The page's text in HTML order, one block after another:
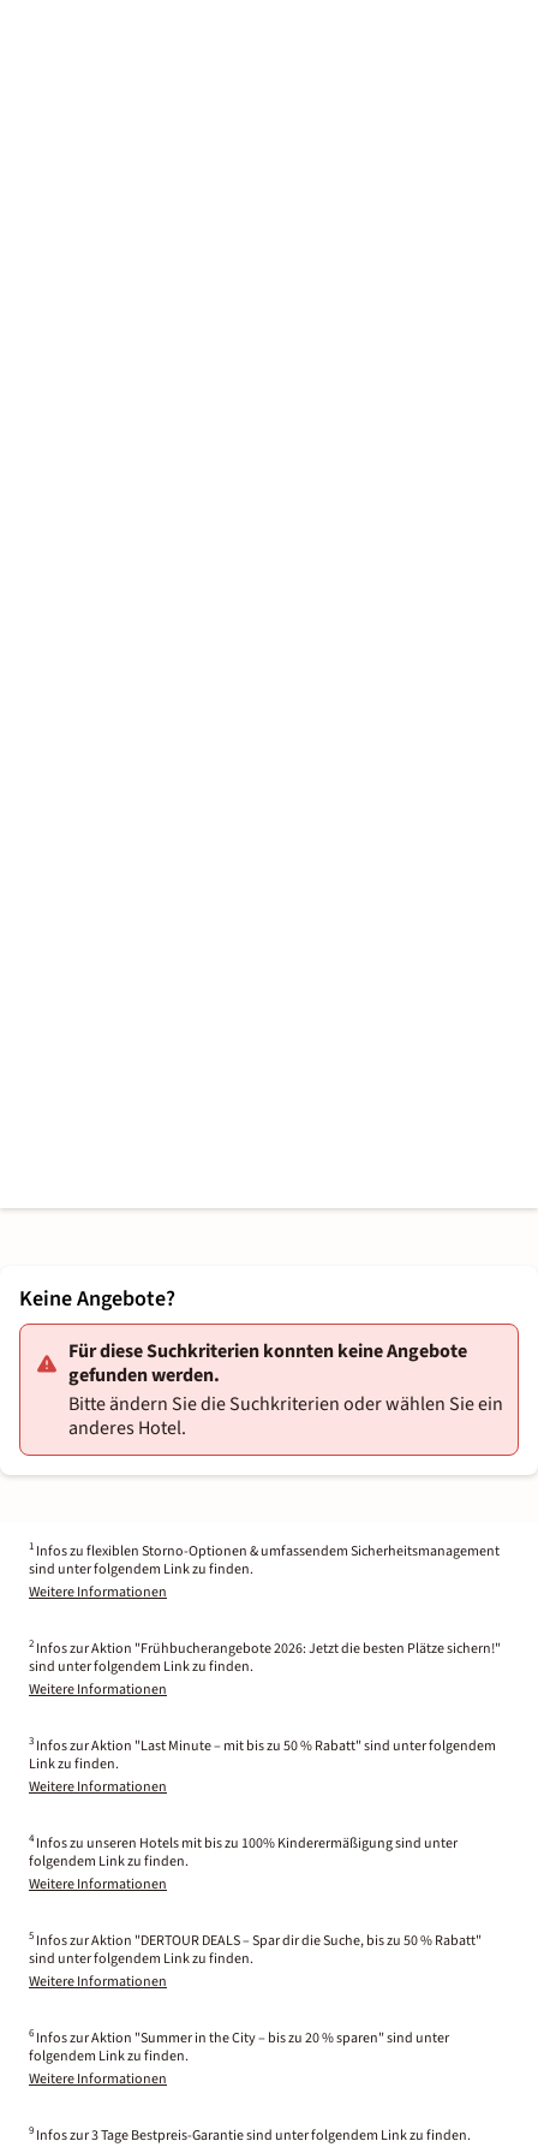
Keine Angebote?
Für diese Suchkriterien konnten keine Angebote
gefunden werden.
Bitte ändern Sie die Suchkriterien oder wählen Sie ein
anderes Hotel.
1 Infos zu flexiblen Storno-Optionen & umfassendem Sicherheitsmanagement
sind unter folgendem Link zu finden.
Weitere Informationen
2 Infos zur Aktion "Frühbucherangebote 2026: Jetzt die besten Plätze sichern!"
sind unter folgendem Link zu finden.
Weitere Informationen
3 Infos zur Aktion "Last Minute – mit bis zu 50 % Rabatt" sind unter folgendem
Link zu finden.
Weitere Informationen
4 Infos zu unseren Hotels mit bis zu 100% Kinderermäßigung sind unter
folgendem Link zu finden.
Weitere Informationen
5 Infos zur Aktion "DERTOUR DEALS – Spar dir die Suche, bis zu 50 % Rabatt"
sind unter folgendem Link zu finden.
Weitere Informationen
6 Infos zur Aktion "Summer in the City – bis zu 20 % sparen" sind unter
folgendem Link zu finden.
Weitere Informationen
9 Infos zur 3 Tage Bestpreis-Garantie sind unter folgendem Link zu finden.